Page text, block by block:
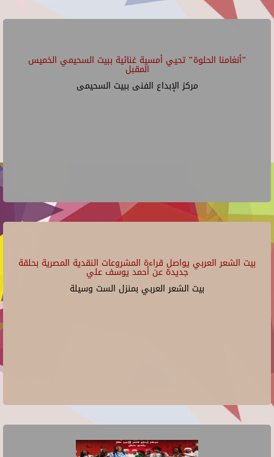
"أنغامنا الحلوة" تحيي أمسية غنائية ببيت السحيمي الخميس
المقبل
مركز الإبداع الفنى ببيت السحيمى
بيت الشعر العربي يواصل قراءة المشروعات النقدية المصرية بحلقة
جديدة عن أحمد يوسف علي
بيت الشعر العربي بمنزل الست وسيلة